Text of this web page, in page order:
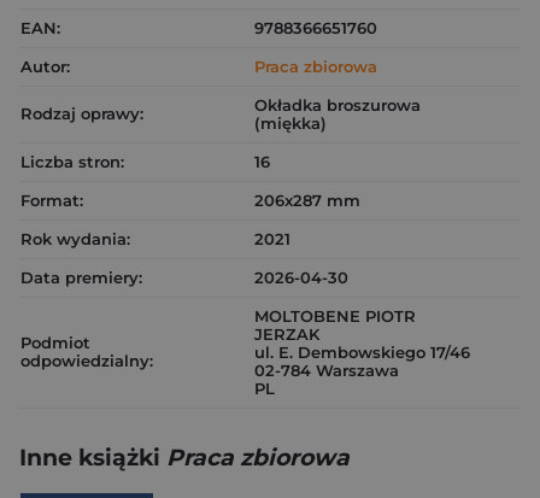
EAN:
9788366651760
Autor:
Praca zbiorowa
Rodzaj oprawy:
Okładka broszurowa
(miękka)
Liczba stron:
16
Format:
206x287 mm
Rok wydania:
2021
Data premiery:
2026-04-30
Podmiot
odpowiedzialny:
MOLTOBENE PIOTR
JERZAK
ul. E. Dembowskiego 17/46
02-784 Warszawa
PL
Inne książki Praca zbiorowa